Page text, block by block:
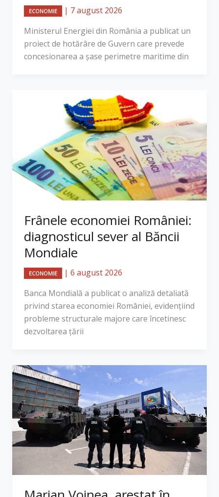
ECONOMIE | 7 august 2026
Ministerul Energiei din România a publicat un
proiect de hotărâre de Guvern care prevede
concesionarea a șase perimetre maritime din
Frânele economiei României:
diagnosticul sever al Băncii
Mondiale
ECONOMIE | 6 august 2026
Banca Mondială a publicat o analiză detaliată
privind starea economiei României, evidențiind
probleme structurale majore care încetinesc
dezvoltarea țării